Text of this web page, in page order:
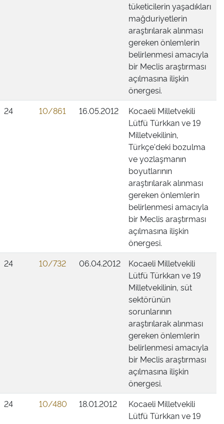
tüketicilerin yaşadıkları
mağduriyetlerin
araştırılarak alınması
gereken önlemlerin
belirlenmesi amacıyla
bir Meclis araştırması
açılmasına ilişkin
önergesi.
24
10/861 16.05.2012
Kocaeli Milletvekili
Lütfü Türkkan ve 19
Milletvekilinin,
Türkçe'deki bozulma
ve yozlaşmanın
boyutlarının
araştırılarak alınması
gereken önlemlerin
belirlenmesi amacıyla
bir Meclis araştırması
açılmasına ilişkin
önergesi.
24
10/732 06.04.2012
Kocaeli Milletvekili
Lütfü Türkkan ve 19
Milletvekilinin, süt
sektörünün
sorunlarının
araştırılarak alınması
gereken önlemlerin
belirlenmesi amacıyla
bir Meclis araştırması
açılmasına ilişkin
önergesi.
24
10/480 18.01.2012
Kocaeli Milletvekili
Lütfü Türkkan ve 19